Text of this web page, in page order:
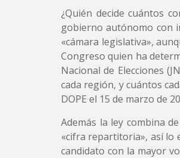
¿Quién decide cuántos
gobierno autónomo con
«cámara legislativa»,
Congreso quien ha
Nacional de Elecciones
cada región, y cuántos
DOPE el 15 de marzo de
Además la ley combina
«cifra repartitoria», así lo
candidato con la mayor